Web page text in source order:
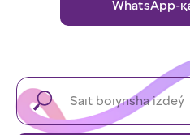
WhatsApp-